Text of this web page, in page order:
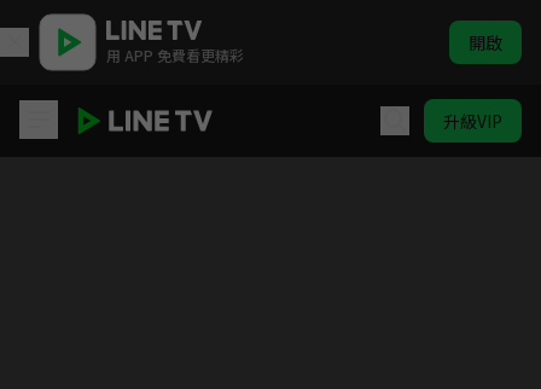
用 APP 免費看更精彩 開啟
升級VIP